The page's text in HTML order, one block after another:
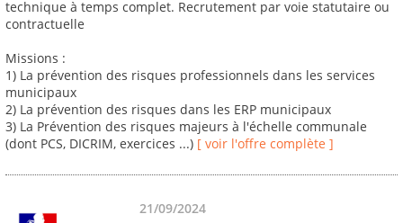
technique à temps complet. Recrutement par voie statutaire ou
contractuelle
Missions :
1) La prévention des risques professionnels dans les services
municipaux
2) La prévention des risques dans les ERP municipaux
3) La Prévention des risques majeurs à l'échelle communale
(dont PCS, DICRIM, exercices ...) [ voir l'offre complète ]
21/09/2024